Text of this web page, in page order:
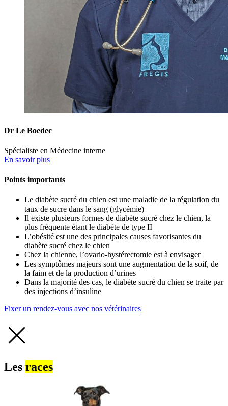
Dr Le Boedec
Spécialiste en Médecine interne
En savoir plus
Points importants
Le diabète sucré du chien est une maladie de la régulation du
taux de sucre dans le sang (glycémie)
Il existe plusieurs formes de diabète sucré chez le chien, la
plus fréquente étant le diabète de type II
L’obésité est une des principales causes favorisantes du
diabète sucré chez le chien
Chez la chienne, l’ovario-hystérectomie est à envisager
Les symptômes majeurs sont une augmentation de la soif, de
la faim et de la production d’urines
Dans la majorité des cas, le diabète sucré du chien se traite par
des injections d’insuline
Fixer un rendez-vous avec nos vétérinaires
Les races